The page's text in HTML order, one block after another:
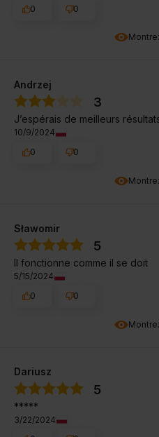
0
0
Andrzej
3
J’espérais de meilleurs
10/9/2024
0
0
Sławomir
5
Il fonctionne comme il se doit
5/15/2024
0
0
Dariusz
5
*****
3/22/2024